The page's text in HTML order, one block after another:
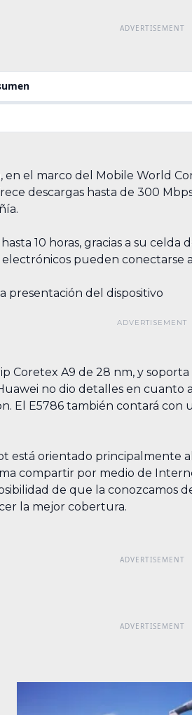
el marco del Mobile World
descargas hasta de 300
10 horas, gracias a su celda
electrónicos pueden conectarse
A9 de 28 nm, y soporta
no dio detalles en cuanto
El E5786 también contará
está orientado principalmente
compartir por medio de
de que la conozcamos
la mejor cobertura.